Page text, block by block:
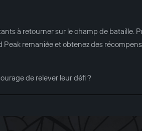
à retourner sur le champ de bataille.
remaniée et obtenez des
de relever leur défi ?